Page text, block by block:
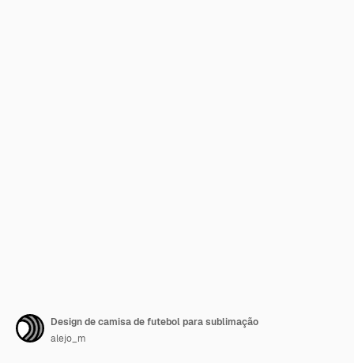
Design de camisa de futebol para sublimação
alejo_m